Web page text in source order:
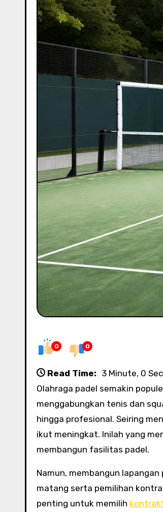
0 0
Read Time: 3 Minute, 0
Olahraga padel semakin populer di berbagai kota besar, khususnya di Jakarta. Dengan konsep permainan yang
menggabungkan tenis dan
hingga profesional. Seiring
ikut meningkat. Inilah yang
membangun fasilitas padel.
Namun, membangun
matang serta pemilihan
penting untuk memilih